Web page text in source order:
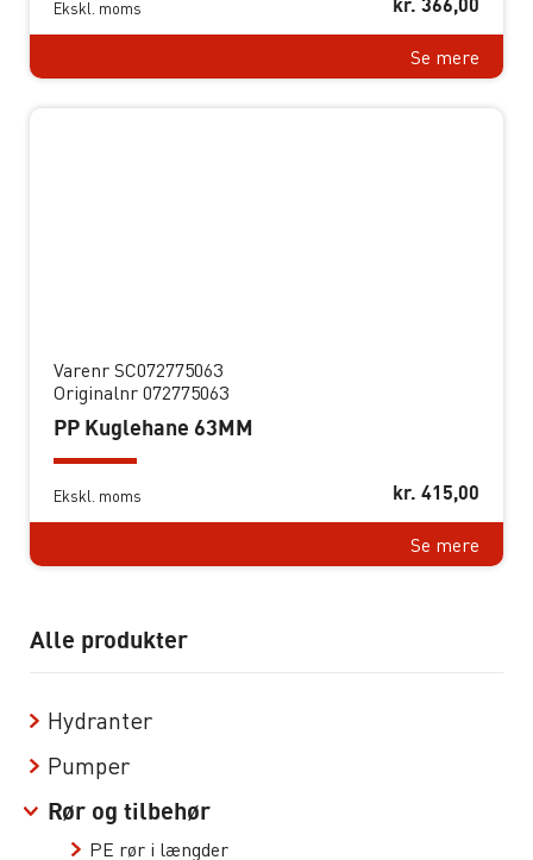
Ekskl. moms kr. 366,00
Se mere
Varenr SC072775063
Originalnr 072775063
PP Kuglehane 63MM
Ekskl. moms kr. 415,00
Se mere
Alle produkter
Hydranter
Pumper
Rør og tilbehør
PE rør i længder